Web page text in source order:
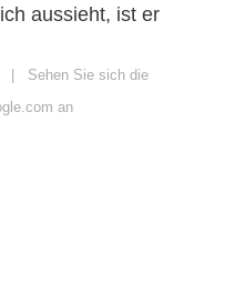
aussieht, ist er
| Sehen Sie sich die
an